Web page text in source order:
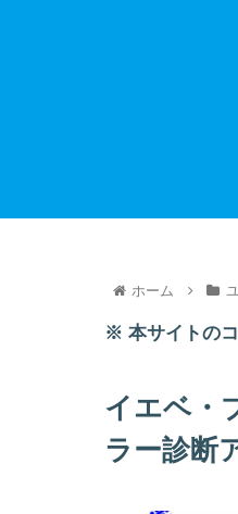
ホーム
※ 本サイトの
イエベ・
ラー診断